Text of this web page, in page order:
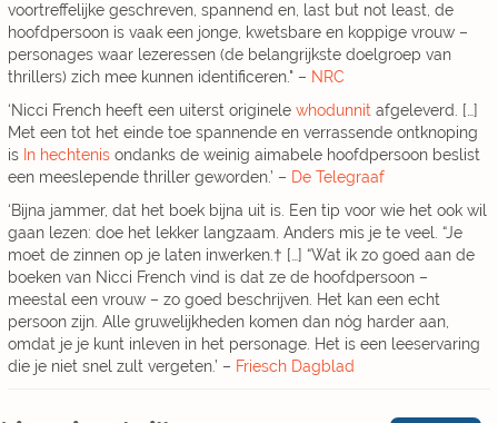
voortreffelijke geschreven, spannend en, last but not least, de
hoofdpersoon is vaak een jonge, kwetsbare en koppige vrouw –
personages waar lezeressen (de belangrijkste doelgroep van
thrillers) zich mee kunnen identificeren." – NRC
‘Nicci French heeft een uiterst originele whodunnit afgeleverd. […]
Met een tot het einde toe spannende en verrassende ontknoping
is In hechtenis ondanks de weinig aimabele hoofdpersoon beslist
een meeslepende thriller geworden.’ – De Telegraaf
‘Bijna jammer, dat het boek bijna uit is. Een tip voor wie het ook wil
gaan lezen: doe het lekker langzaam. Anders mis je te veel. “Je
moet de zinnen op je laten inwerken.† […] “Wat ik zo goed aan de
boeken van Nicci French vind is dat ze de hoofdpersoon –
meestal een vrouw – zo goed beschrijven. Het kan een echt
persoon zijn. Alle gruwelijkheden komen dan nóg harder aan,
omdat je je kunt inleven in het personage. Het is een leeservaring
die je niet snel zult vergeten.’ – Friesch Dagblad